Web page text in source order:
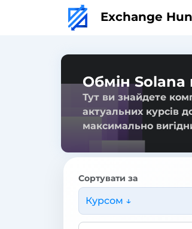
Exchange
Обмін Solana
Тут ви знайдете
актуальних курсів
максимально
Сортувати за
Курсом ↓